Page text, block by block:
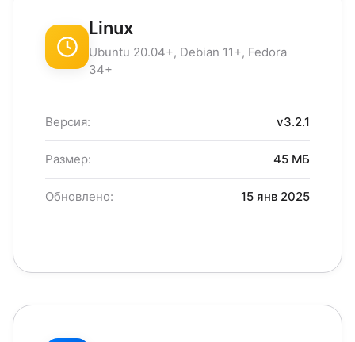
Linux
Ubuntu 20.04+, Debian 11+, Fedora
34+
Версия: v3.2.1
Размер: 45 МБ
Обновлено: 15 янв 2025